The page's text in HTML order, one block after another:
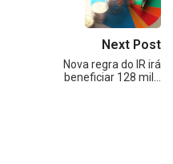
Next Post
Nova regra do IR irá
beneficiar 128 mil…